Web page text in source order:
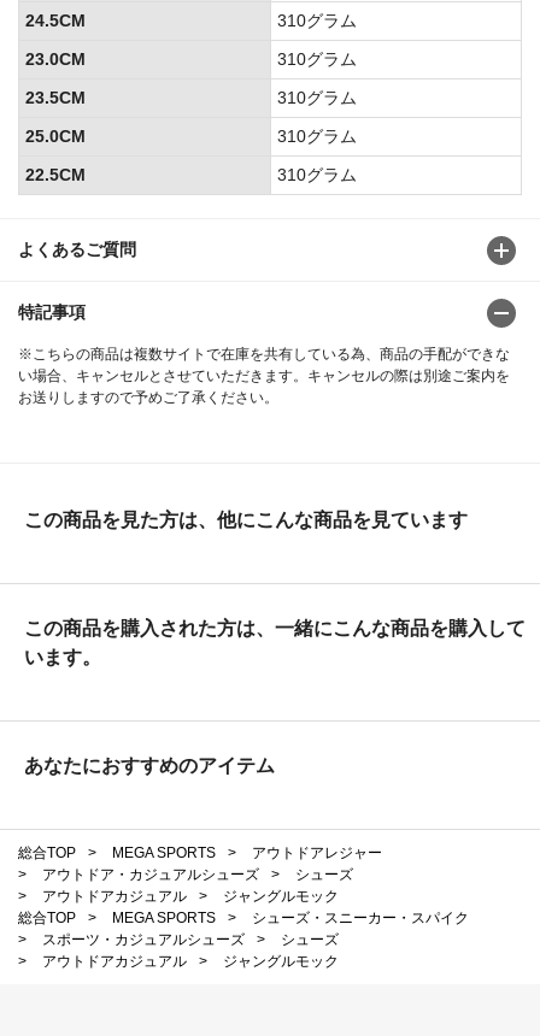
よくあるご質問
特記事項
※こちらの商品は複数サイトで在庫を共有している為、商品の手配ができな
い場合、キャンセルとさせていただきます。キャンセルの際は別途ご案内を
お送りしますので予めご了承ください。
24.5CM
310グラム
23.0CM
310グラム
23.5CM
310グラム
25.0CM
310グラム
22.5CM
310グラム
この商品を見た方は、他にこんな商品を見ています
この商品を購入された方は、一緒にこんな商品を購入して
います。
あなたにおすすめのアイテム
総合TOP > MEGA SPORTS >
アウトドアレジャー
>
アウトドア・カジュアルシューズ >
シューズ
>
アウトドアカジュアル >
ジャングルモック
総合TOP
> MEGA SPORTS >
シューズ・スニーカー・スパイク
>
スポーツ・カジュアルシューズ >
シューズ
>
アウトドアカジュアル > ジャングルモック